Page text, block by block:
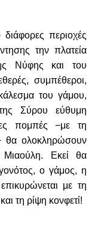
περιοχές
την πλατεία
Νύφης και του
συμπέθεροι,
του γάμου,
Σύρου εύθυμη
πομπές −με τη
θα ολοκληρώσουν
Μιαούλη. Εκεί θα
ο γάμος, η
με τη
τη ρίψη κονφετί!